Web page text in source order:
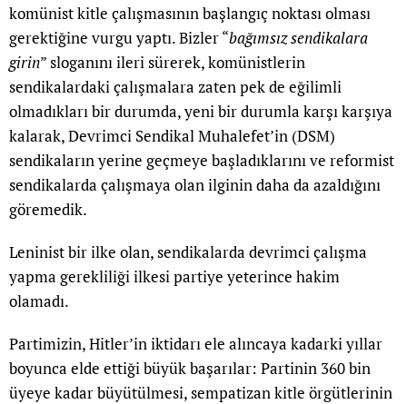
komünist kitle çalışmasının başlangıç noktası olması
gerektiğine vurgu yaptı. Bizler “bağımsız sendikalara
girin” sloganını ileri sürerek, komünistlerin
sendikalardaki çalışmalara zaten pek de eğilimli
olmadıkları bir durumda, yeni bir durumla karşı karşıya
kalarak, Devrimci Sendikal Muhalefet’in (DSM)
sendikaların yerine geçmeye başladıklarını ve reformist
sendikalarda çalışmaya olan ilginin daha da azaldığını
göremedik.
Leninist bir ilke olan, sendikalarda devrimci çalışma
yapma gerekliliği ilkesi partiye yeterince hakim
olamadı.
Partimizin, Hitler’in iktidarı ele alıncaya kadarki yıllar
boyunca elde ettiği büyük başarılar: Partinin 360 bin
üyeye kadar büyütülmesi, sempatizan kitle örgütlerinin